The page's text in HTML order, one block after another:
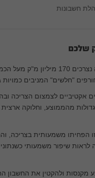
חשבונות
שלכם
מדינת ישראל סובלת ממחסור קבוע במים.
"חלשים" המניבים
לצמצום הצריכה
מהממוצע, וחלוקה
20 ₪ לכל מ"ק שבזבזו הפחיתו
מקנסות ולהקטין את החשבון